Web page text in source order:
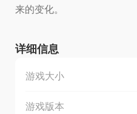
来的变化。
详细信息
游戏大小
游戏版本